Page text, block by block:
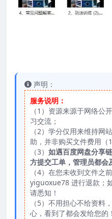
声明：
服务说明：
（1）资源来源于网络公
习交流；
（2）学分仅用来维持网
助，并非购买文件费用（
（3） 如遇百度网盘分享
方提交工单，管理员都会
（4）在您未收到文件之
yiguoxue78 进行退款；
请悉知！
（5）不用担心不给资料
心，看到了都会发给您的